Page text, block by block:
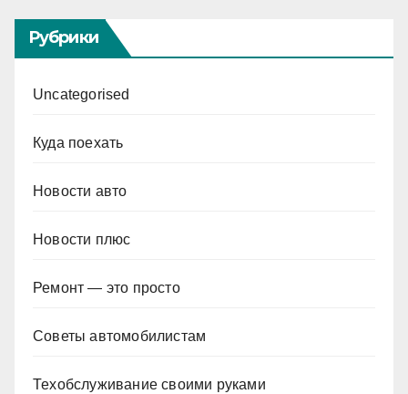
Рубрики
Uncategorised
Куда поехать
Новости авто
Новости плюс
Ремонт — это просто
Советы автомобилистам
Техобслуживание своими руками